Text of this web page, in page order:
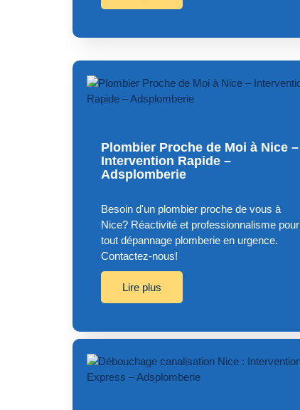
Plombier Proche de Moi à Nice –
Intervention Rapide –
Adsplomberie
Besoin d'un plombier proche de vous à
Nice? Réactivité et professionnalisme pour
tout dépannage plomberie en urgence.
Contactez-nous!
Lire plus